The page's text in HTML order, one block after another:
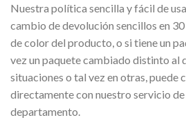
Nuestra política sencilla y fácil de
cambio de devolución sencillos en
de color del producto, o si tiene un
vez un paquete cambiado distinto al
situaciones o tal vez en otras, puede
directamente con nuestro servicio
departamento.